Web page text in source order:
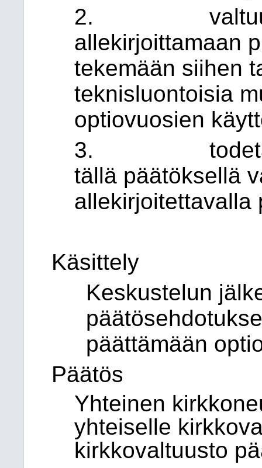
2. valtuuttaa
allekirjoittamaan
tekemään siihen
teknisluontoisia
optiovuosien
3. todeta,
tällä päätöksellä
allekirjoitettavalla
Käsittely
Keskustelun
päättämään
Päätös
Yhteinen
yhteiselle
kirkkovaltuusto